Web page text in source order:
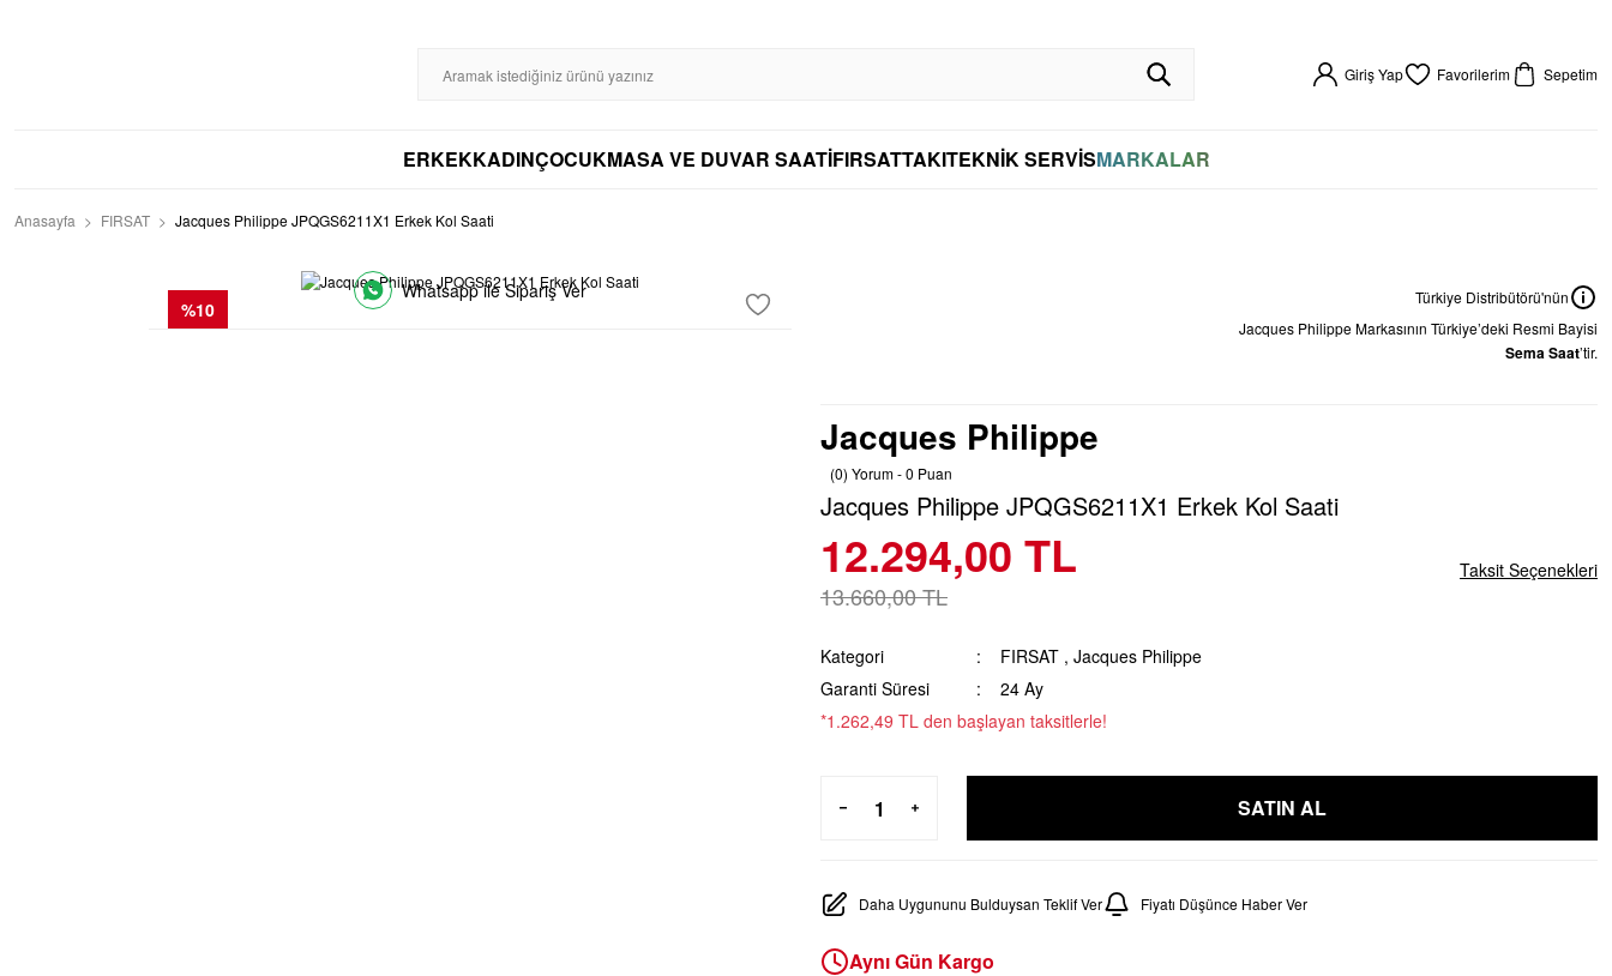
Giriş Yap
Favorilerim Sepetim
ERKEKKADINÇOCUKMASA VE DUVAR SAATİFIRSATTAKITEKNİK SERVİSMARKALAR
Anasayfa FIRSAT Jacques Philippe JPQGS6211X1 Erkek Kol Saati
%10
Whatsapp ile Sipariş Ver
Türkiye Distribütörü'nün
Jacques PhilippeMarkasının Türkiye’deki Resmi Bayisi
Sema Saat’tir.
Jacques Philippe
(0) Yorum - 0 Puan
Jacques Philippe JPQGS6211X1 Erkek Kol Saati
12.294,00 TL
13.660,00 TL
Taksit Seçenekleri
Kategori FIRSAT , Jacques Philippe
Garanti Süresi
24 Ay
*1.262,49 TL den başlayan taksitlerle!
SATIN AL
Daha Uygununu Bulduysan Teklif Ver Fiyatı Düşünce Haber Ver
Aynı Gün Kargo